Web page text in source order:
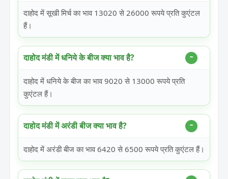
दाहोद में सूखी मिर्च का भाव 13020 से 26000 रूपये प्रति कुएंटल
हैं।
दाहोद मंडी में धनिये के बीज क्या भाव है?
दाहोद में धनिये के बीज का भाव 9020 से 13000 रूपये प्रति
कुएंटल हैं।
दाहोद मंडी में अरंडी बीज क्या भाव है?
दाहोद में अरंडी बीज का भाव 6420 से 6500 रूपये प्रति कुएंटल हैं।